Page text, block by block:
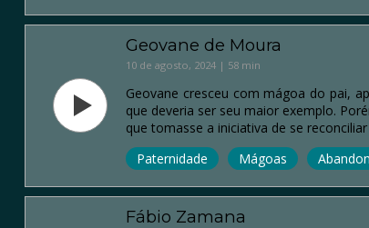
Geovane de Moura
10 de agosto, 2024 | 58 min
Geovane cresceu com mágoa do pai,
que deveria ser seu maior exemplo.
que tomasse a iniciativa de se
Paternidade
Mágoas
Fábio Zamana